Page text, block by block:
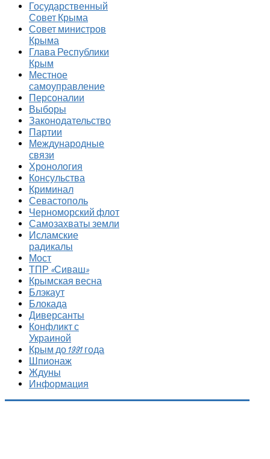
Государственный
Совет Крыма
Совет министров
Крыма
Глава Республики
Крым
Местное
самоуправление
Персоналии
Выборы
Законодательство
Партии
Международные
связи
Хронология
Консульства
Криминал
Севастополь
Черноморский флот
Самозахваты земли
Исламские
радикалы
Мост
ТПР «Сиваш»
Крымская весна
Блэкаут
Блокада
Диверсанты
Конфликт с
Украиной
Крым до 1991 года
Шпионаж
Ждуны
Информация